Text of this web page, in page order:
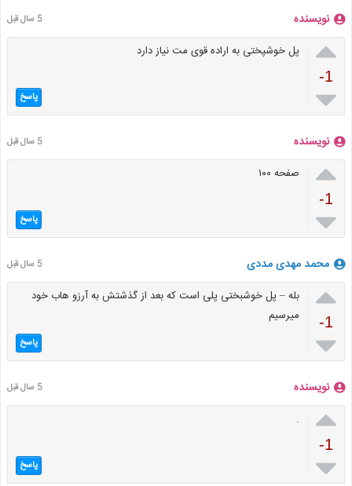
نویسنده 5 سال قبل

-1

پل خوشپختی به اراده قوی مت نیاز دارد
پاسخ
نویسنده 5 سال قبل

-1

صفحه ۱۰۰
پاسخ
محمد مهدی مددی 5 سال قبل

-1

بله – پل خوشبختی پلی است که بعد از گذشتش به آرزو هاب خود
میرسیم
پاسخ
نویسنده 5 سال قبل

-1

.
پاسخ